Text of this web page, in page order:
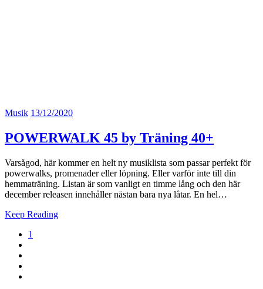
Musik 13/12/2020
POWERWALK 45 by Träning 40+
Varsågod, här kommer en helt ny musiklista som passar perfekt för
powerwalks, promenader eller löpning. Eller varför inte till din
hemmaträning. Listan är som vanligt en timme lång och den här
december releasen innehåller nästan bara nya låtar. En hel…
Keep Reading
1